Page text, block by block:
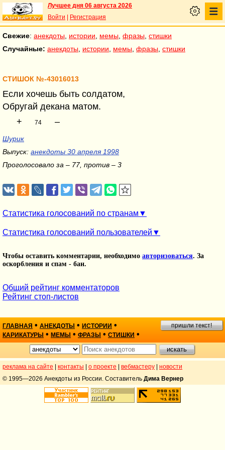
Лучшее дня 06 августа 2026
Войти
Регистрация
Свежие: анекдоты истории мемы фразы стишки
Случайные: анекдоты истории мемы фразы стишки
СТИШОК №-43016013
Если хочешь быть солдатом,
Обругай декана матом.
+
74 –
Шурик
Выпуск: анекдоты 30 апреля 1998
Проголосовало за – 77, против – 3
Статистика голосований по странам
Статистика голосований пользователей
Чтобы оставить комментарии, необходимо авторизоваться. За
оскорбления и спам - бан.
Общий рейтинг комментаторов
Рейтинг стоп-листов
ГЛАВНАЯ • АНЕКДОТЫ • ИСТОРИИ •
КАРИКАТУРЫ • МЕМЫ • ФРАЗЫ • СТИШКИ •
пришли текст!
реклама на сайте контакты о проекте вебмастеру
новости
© 1995—2026 Анекдоты из России. Составитель Дима Вернер